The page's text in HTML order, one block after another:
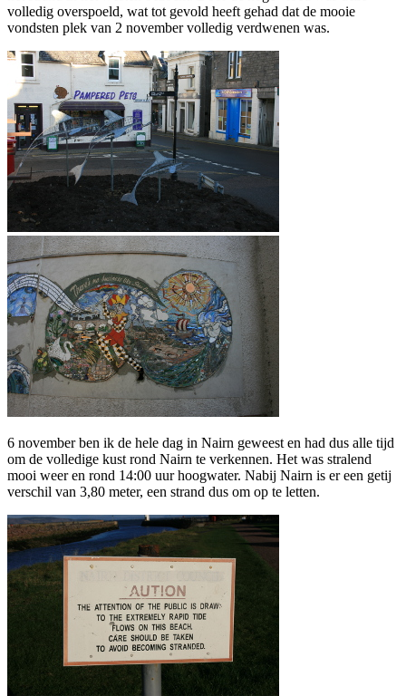
volledig overspoeld, wat tot gevold heeft gehad dat de mooie
vondsten plek van 2 november volledig verdwenen was.
6 november ben ik de hele dag in Nairn geweest en had dus alle tijd
om de volledige kust rond Nairn te verkennen. Het was stralend
mooi weer en rond 14:00 uur hoogwater. Nabij Nairn is er een getij
verschil van 3,80 meter, een strand dus om op te letten.